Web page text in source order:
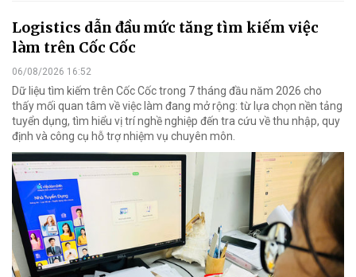
Logistics dẫn đầu mức tăng tìm kiếm việc
làm trên Cốc Cốc
06/08/2026 16:52
Dữ liệu tìm kiếm trên Cốc Cốc trong 7 tháng đầu năm 2026 cho
thấy mối quan tâm về việc làm đang mở rộng: từ lựa chọn nền tảng
tuyển dụng, tìm hiểu vị trí nghề nghiệp đến tra cứu về thu nhập, quy
định và công cụ hỗ trợ nhiệm vụ chuyên môn.